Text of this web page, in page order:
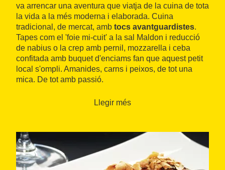
va arrencar una aventura que viatja de la cuina de tota
la vida a la més moderna i elaborada. Cuina
tradicional, de mercat, amb tocs avantguardistes.
Tapes com el 'foie mi-cuit' a la sal Maldon i reducció
de nabius o la crep amb pernil, mozzarella i ceba
confitada amb buquet d'enciams fan que aquest petit
local s'ompli. Amanides, carns i peixos, de tot una
mica. De tot amb passió.
Llegir més